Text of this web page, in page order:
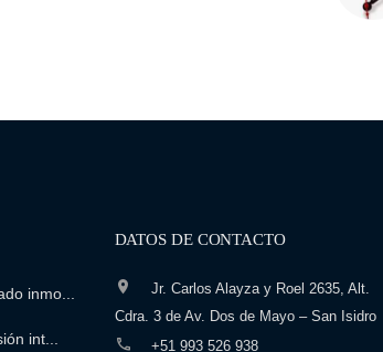
inmo...
int...
DATOS DE CONTACTO
Jr. Carlos Alayza y Roel 2635, Alt.
Cdra. 3 de Av. Dos de Mayo – San Isidro
+51 993 526 938